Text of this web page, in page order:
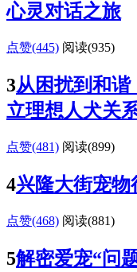
心灵对话之旅
点赞(445) 阅读(935)
3从困扰到和
立理想人犬关
点赞(481) 阅读(899)
4兴隆大街宠
点赞(468) 阅读(881)
5解密爱宠“问